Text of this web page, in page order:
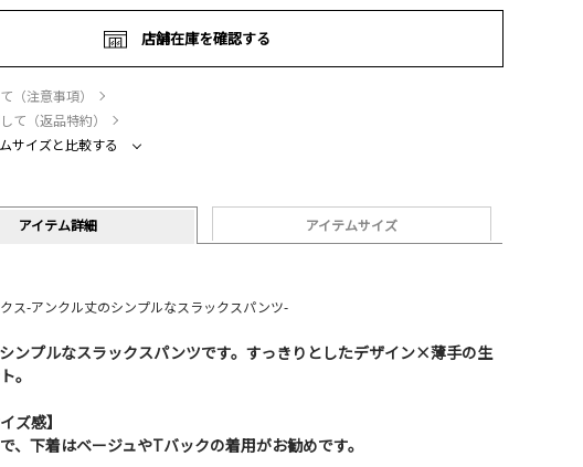
店舗在庫を確認する
（注意事項）
て（返品特約）
サイズと比較する
アイテム詳細 アイテムサイズ
ス-アンクル丈のシンプルなスラックスパンツ-
ンプルなスラックスパンツです。すっきりとしたデザイン×薄手の生
。
ズ感】
、下着はベージュやTバックの着用がお勧めです。